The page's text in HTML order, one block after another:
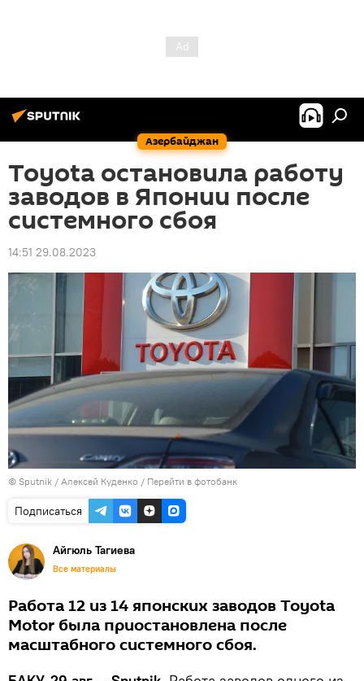
Азербайджан
Toyota остановила работу
заводов в Японии после
системного сбоя
14:51 29.08.2023
© Sputnik / Алексей Куденко / Перейти в фотобанк
Подписаться
Айгюль Тагиева
Все материалы
Работа 12 из 14 японских заводов Toyota
Motor была приостановлена после
масштабного системного сбоя.